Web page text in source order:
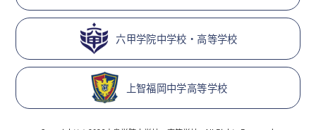
六甲学院中学校・高等学校
上智福岡中学高等学校